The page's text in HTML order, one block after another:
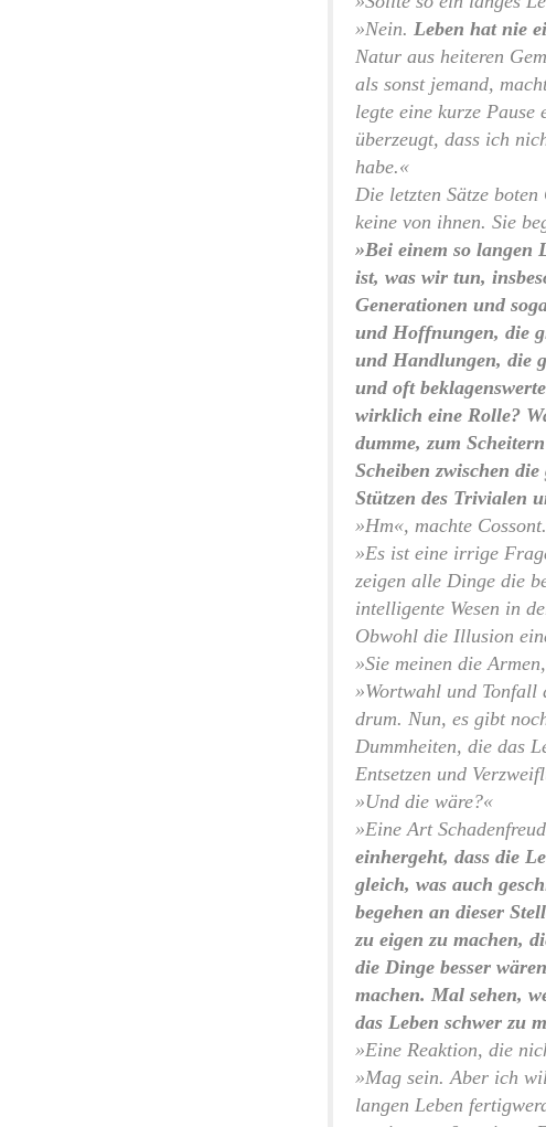
»Nein. Leben hat nie
Natur aus heiteren
als sonst jemand,
legte eine kurze
überzeugt, dass ich
habe.«
Die letzten Sätze
keine von ihnen. Sie
»Bei einem so langen
ist, was wir tun,
Generationen und
und Hoffnungen, die
und Handlungen, die
und oft
wirklich eine Rolle?
dumme, zum
Scheiben zwischen
Stützen des Trivialen
»Hm«, machte
»Es ist eine irrige
zeigen alle Dinge die
intelligente Wesen in
Obwohl die Illusion
»Sie meinen die
»Wortwahl und Tonfall
drum. Nun, es gibt
Dummheiten, die das
Entsetzen und
»Und die wäre?«
»Eine Art
einhergeht, dass die
gleich, was auch
begehen an dieser
zu eigen zu machen,
die Dinge besser
machen. Mal sehen,
das Leben schwer zu
»Eine Reaktion, die
»Mag sein. Aber ich
langen Leben